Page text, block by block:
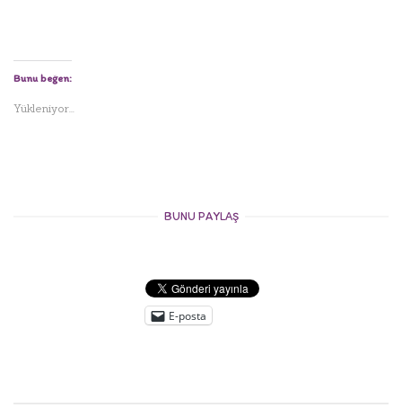
Bunu beğen:
Yükleniyor...
BUNU PAYLAŞ
E-posta